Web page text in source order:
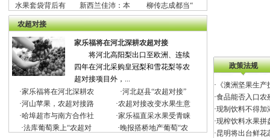
水果套袋背后有 新西兰佳沛：本 柳传志成都当“
农超对接
家乐福将在河北深耕农超对接
将河北高阳梨出口至欧洲、连续
四年在河北采购皇冠梨和雪花梨等农
超对接项目外，...
·家乐福将在河北深耕农 ·河北赵县“农超对接”
·河山苹果，农超对接路 ·农超对接改变水果生意
·哈埠超市与南方合作社 ·家乐福直采水果受青睐
·法库葡萄乘上“农超对 ·晚报搭桥地产葡萄“农
政策法规
· 《澳洲坚果生
·食品能否入口农
·现制饮料不得加
·现榨饮料水果
·昆明将出台鲜